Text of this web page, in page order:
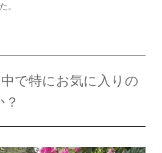
。
で特にお気に入りの